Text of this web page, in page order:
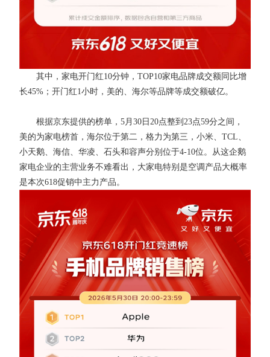
其中，家电开门红10分钟，TOP10家电品牌成交额同比增
长45%；开门红1小时，美的、海尔等品牌等成交额破亿。
根据京东提供的榜单，5月30日20点整到23点59分之间，
美的为家电榜首，海尔位于第二，格力为第三，小米、TCL、
小天鹅、海信、华凌、石头和容声分别位于4-10位。从这企鹅
家电企业的主营业务不难看出，大家电特别是空调产品大概率
是本次618促销中主力产品。